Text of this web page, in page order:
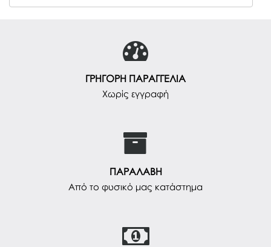
ΓΡΗΓΟΡΗ ΠΑΡΑΓΓΕΛΙΑ
Χωρίς εγγραφή
ΠΑΡΑΛΑΒΗ
Από το φυσικό μας κατάστημα